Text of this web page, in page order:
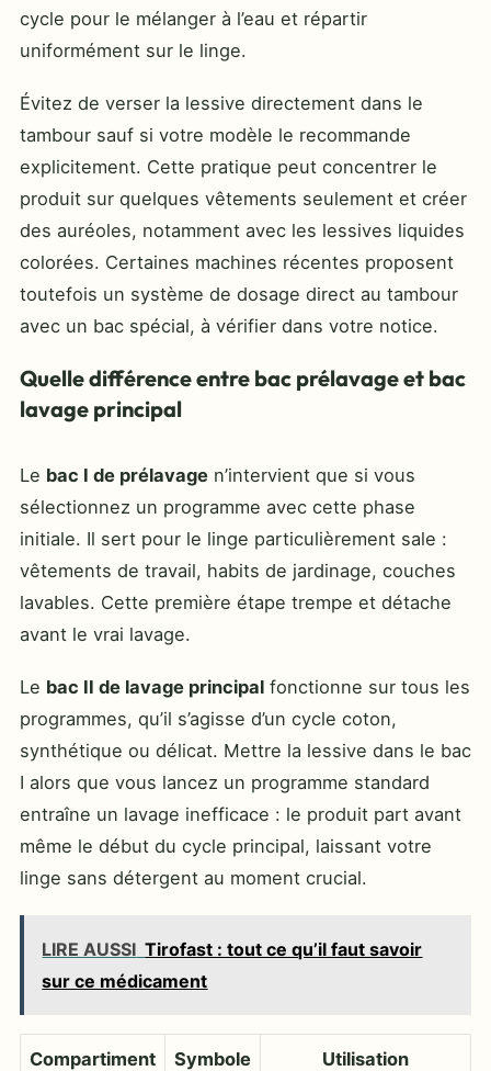
cycle pour le mélanger à l’eau et répartir
uniformément sur le linge.
Évitez de verser la lessive directement dans le
tambour sauf si votre modèle le recommande
explicitement. Cette pratique peut concentrer le
produit sur quelques vêtements seulement et créer
des auréoles, notamment avec les lessives liquides
colorées. Certaines machines récentes proposent
toutefois un système de dosage direct au tambour
avec un bac spécial, à vérifier dans votre notice.
Quelle différence entre bac prélavage et bac
lavage principal
Le bac I de prélavage n’intervient que si vous
sélectionnez un programme avec cette phase
initiale. Il sert pour le linge particulièrement sale :
vêtements de travail, habits de jardinage, couches
lavables. Cette première étape trempe et détache
avant le vrai lavage.
Le bac II de lavage principal fonctionne sur tous les
programmes, qu’il s’agisse d’un cycle coton,
synthétique ou délicat. Mettre la lessive dans le bac
I alors que vous lancez un programme standard
entraîne un lavage inefficace : le produit part avant
même le début du cycle principal, laissant votre
linge sans détergent au moment crucial.
LIRE AUSSI Tirofast : tout ce qu’il faut savoir
sur ce médicament
Compartiment Symbole Utilisation